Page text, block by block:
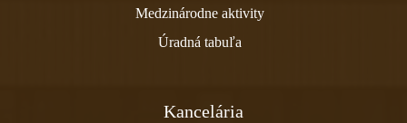
Medzinárodne aktivity
Úradná tabuľa
Kancelária